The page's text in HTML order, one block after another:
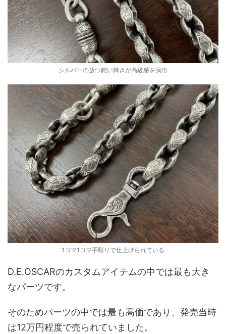
シルバーの放つ鈍い輝きが高級感を演出
1コマ1コマ手彫りで仕上げられている
D.E.OSCARのカスタムアイテムの中では最も大き
なパーツです。
そのためパーツの中では最も高価であり、発売当時
は12万円程度で売られていました。